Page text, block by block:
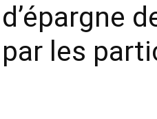
d’épargne
par les